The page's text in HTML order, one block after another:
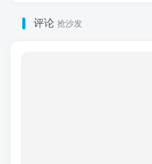
评论 抢沙发